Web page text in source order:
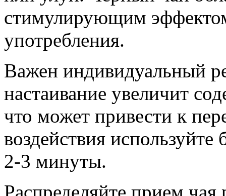
стимулирующим
употребления.
Важен индивидуальный
настаивание увеличит
что может привести к
воздействия используйте
2-3 минуты.